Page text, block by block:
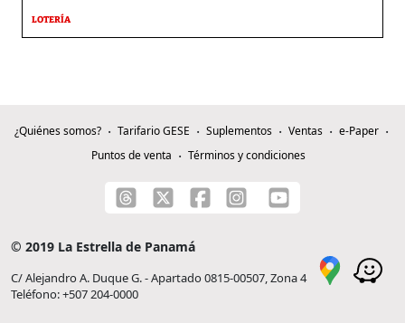
LOTERÍA
¿Quiénes somos? Tarifario GESE Suplementos Ventas
e-Paper
Puntos de venta
Términos y condiciones
© 2019 La Estrella de Panamá
C/ Alejandro A. Duque G. - Apartado 0815-00507, Zona 4
Teléfono: +507 204-0000